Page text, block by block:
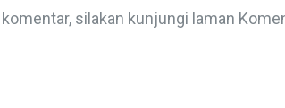
silakan kunjungi laman